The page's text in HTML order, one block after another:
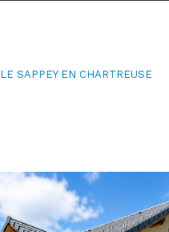
LE SAPPEY EN CHARTREUSE